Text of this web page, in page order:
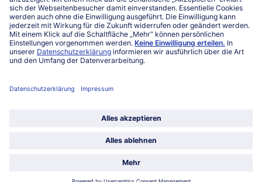
Service
Unternehmen